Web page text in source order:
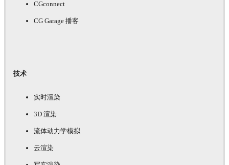
CGconnect
CG Garage 播客
技术
实时渲染
3D 渲染
流体动力学模拟
云渲染